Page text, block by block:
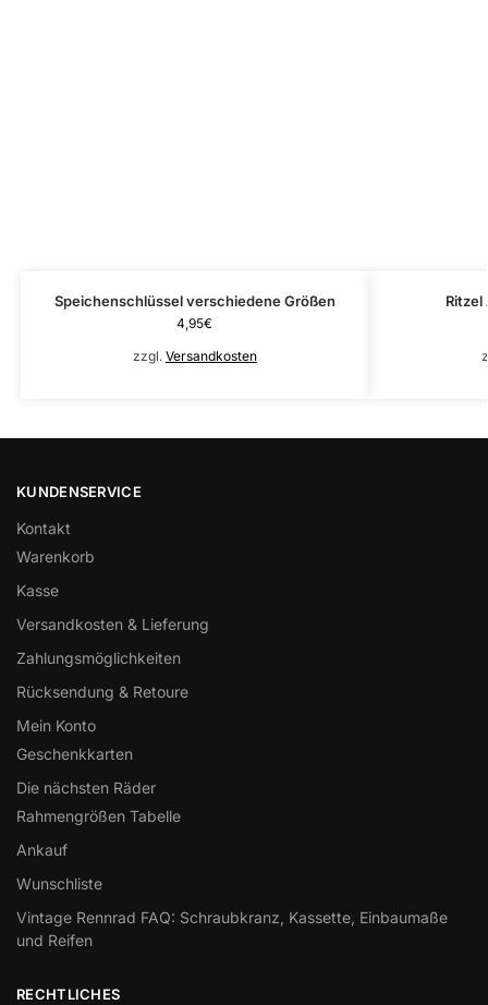
Speichenschlüssel verschiedene Größen
4,95€
zzgl. Versandkosten
Ritzel
KUNDENSERVICE
Kontakt
Warenkorb
Kasse
Versandkosten & Lieferung
Zahlungsmöglichkeiten
Rücksendung & Retoure
Mein Konto
Geschenkkarten
Die nächsten Räder
Rahmengrößen Tabelle
Ankauf
Wunschliste
Vintage Rennrad FAQ: Schraubkranz, Kassette, Einbaumaße
und Reifen
RECHTLICHES